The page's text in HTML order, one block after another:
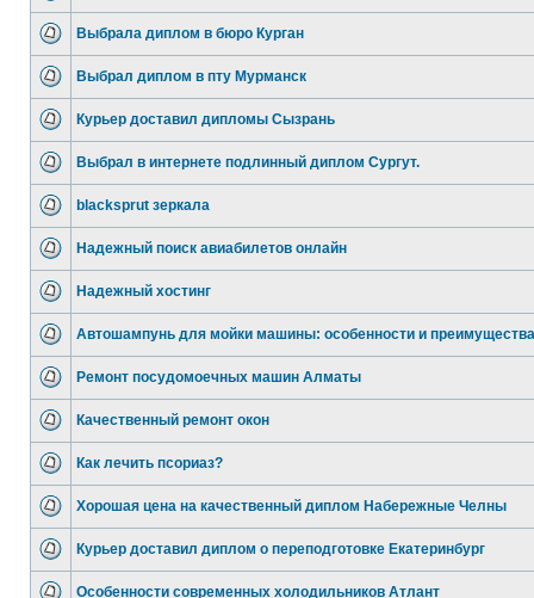
Выбрала диплом в бюро Курган
Выбрал диплом в пту Мурманск
Курьер доставил дипломы Сызрань
Выбрал в интернете подлинный диплом Сургут.
blacksprut зеркала
Надежный поиск авиабилетов онлайн
Надежный хостинг
Автошампунь для мойки машины: особенности и преимущества
Ремонт посудомоечных машин Алматы
Качественный ремонт окон
Как лечить псориаз?
Хорошая цена на качественный диплом Набережные Челны
Курьер доставил диплом о переподготовке Екатеринбург
Особенности современных холодильников Атлант